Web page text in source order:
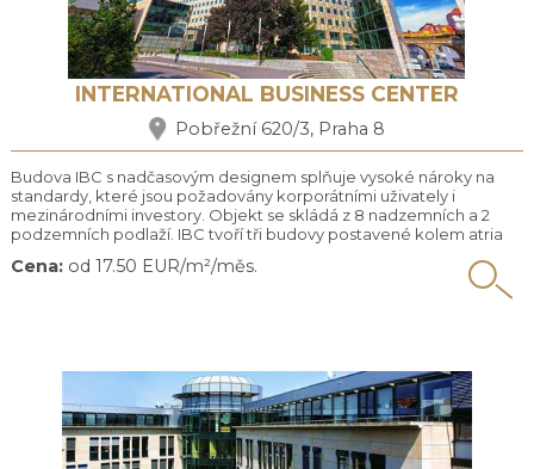
INTERNATIONAL BUSINESS CENTER
Pobřežní 620/3, Praha 8
Budova IBC s nadčasovým designem splňuje vysoké nároky na
standardy, které jsou požadovány korporátními uživately i
mezinárodními investory. Objekt se skládá z 8 nadzemních a 2
podzemních podlaží. IBC tvoří tři budovy postavené kolem atria
plného zeleně. Budova nabízí celkem 24 000m2 moderních a
flexibilních kancelářských prostor s plnou obslužností a poskytuje
Cena: od 17.50 EUR/m²/měs.